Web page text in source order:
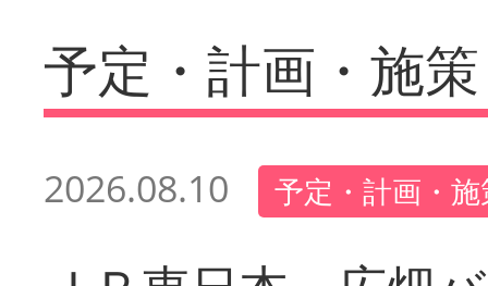
予定・計画・施策
2026.08.10 予定・計画・